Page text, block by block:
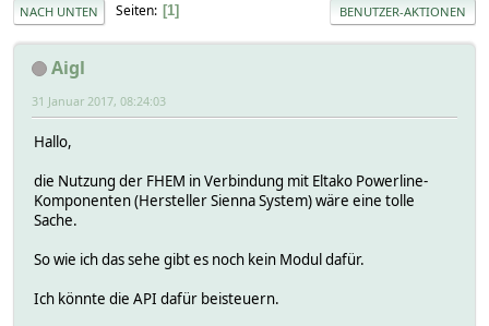
NACH UNTEN Seiten 1 BENUTZER-AKTIONEN
Aigl
31 Januar 2017, 08:24:03
Hallo,
die Nutzung der FHEM in Verbindung mit Eltako Powerline-
Komponenten (Hersteller Sienna System) wäre eine tolle
Sache.
So wie ich das sehe gibt es noch kein Modul dafür.
Ich könnte die API dafür beisteuern.